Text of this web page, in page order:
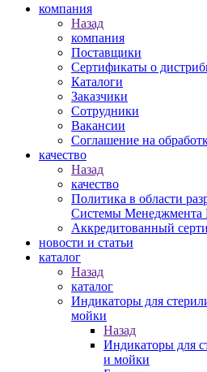
компания
Назад
компания
Поставщики
Сертификаты о
Каталоги
Заказчики
Сотрудники
Вакансии
Соглашение на
качество
Назад
качество
Политика в области
Системы Менеджмента
Аккредитованный
новости и статьи
каталог
Назад
каталог
Индикаторы для
мойки
Назад
Индикаторы для
и мойки